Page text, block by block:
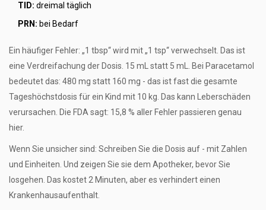
TID: dreimal täglich
PRN: bei Bedarf
Ein häufiger Fehler: „1 tbsp“ wird mit „1 tsp“ verwechselt. Das ist
eine Verdreifachung der Dosis. 15 mL statt 5 mL. Bei Paracetamol
bedeutet das: 480 mg statt 160 mg - das ist fast die gesamte
Tageshöchstdosis für ein Kind mit 10 kg. Das kann Leberschäden
verursachen. Die FDA sagt: 15,8 % aller Fehler passieren genau
hier.
Wenn Sie unsicher sind: Schreiben Sie die Dosis auf - mit Zahlen
und Einheiten. Und zeigen Sie sie dem Apotheker, bevor Sie
losgehen. Das kostet 2 Minuten, aber es verhindert einen
Krankenhausaufenthalt.